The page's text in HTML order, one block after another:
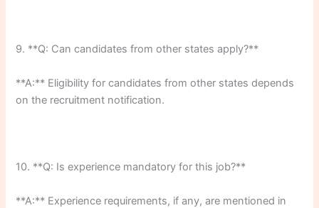
9. **Q: Can candidates from other states apply?**
**A:** Eligibility for candidates from other states depends
on the recruitment notification.
10. **Q: Is experience mandatory for this job?**
**A:** Experience requirements, if any, are mentioned in